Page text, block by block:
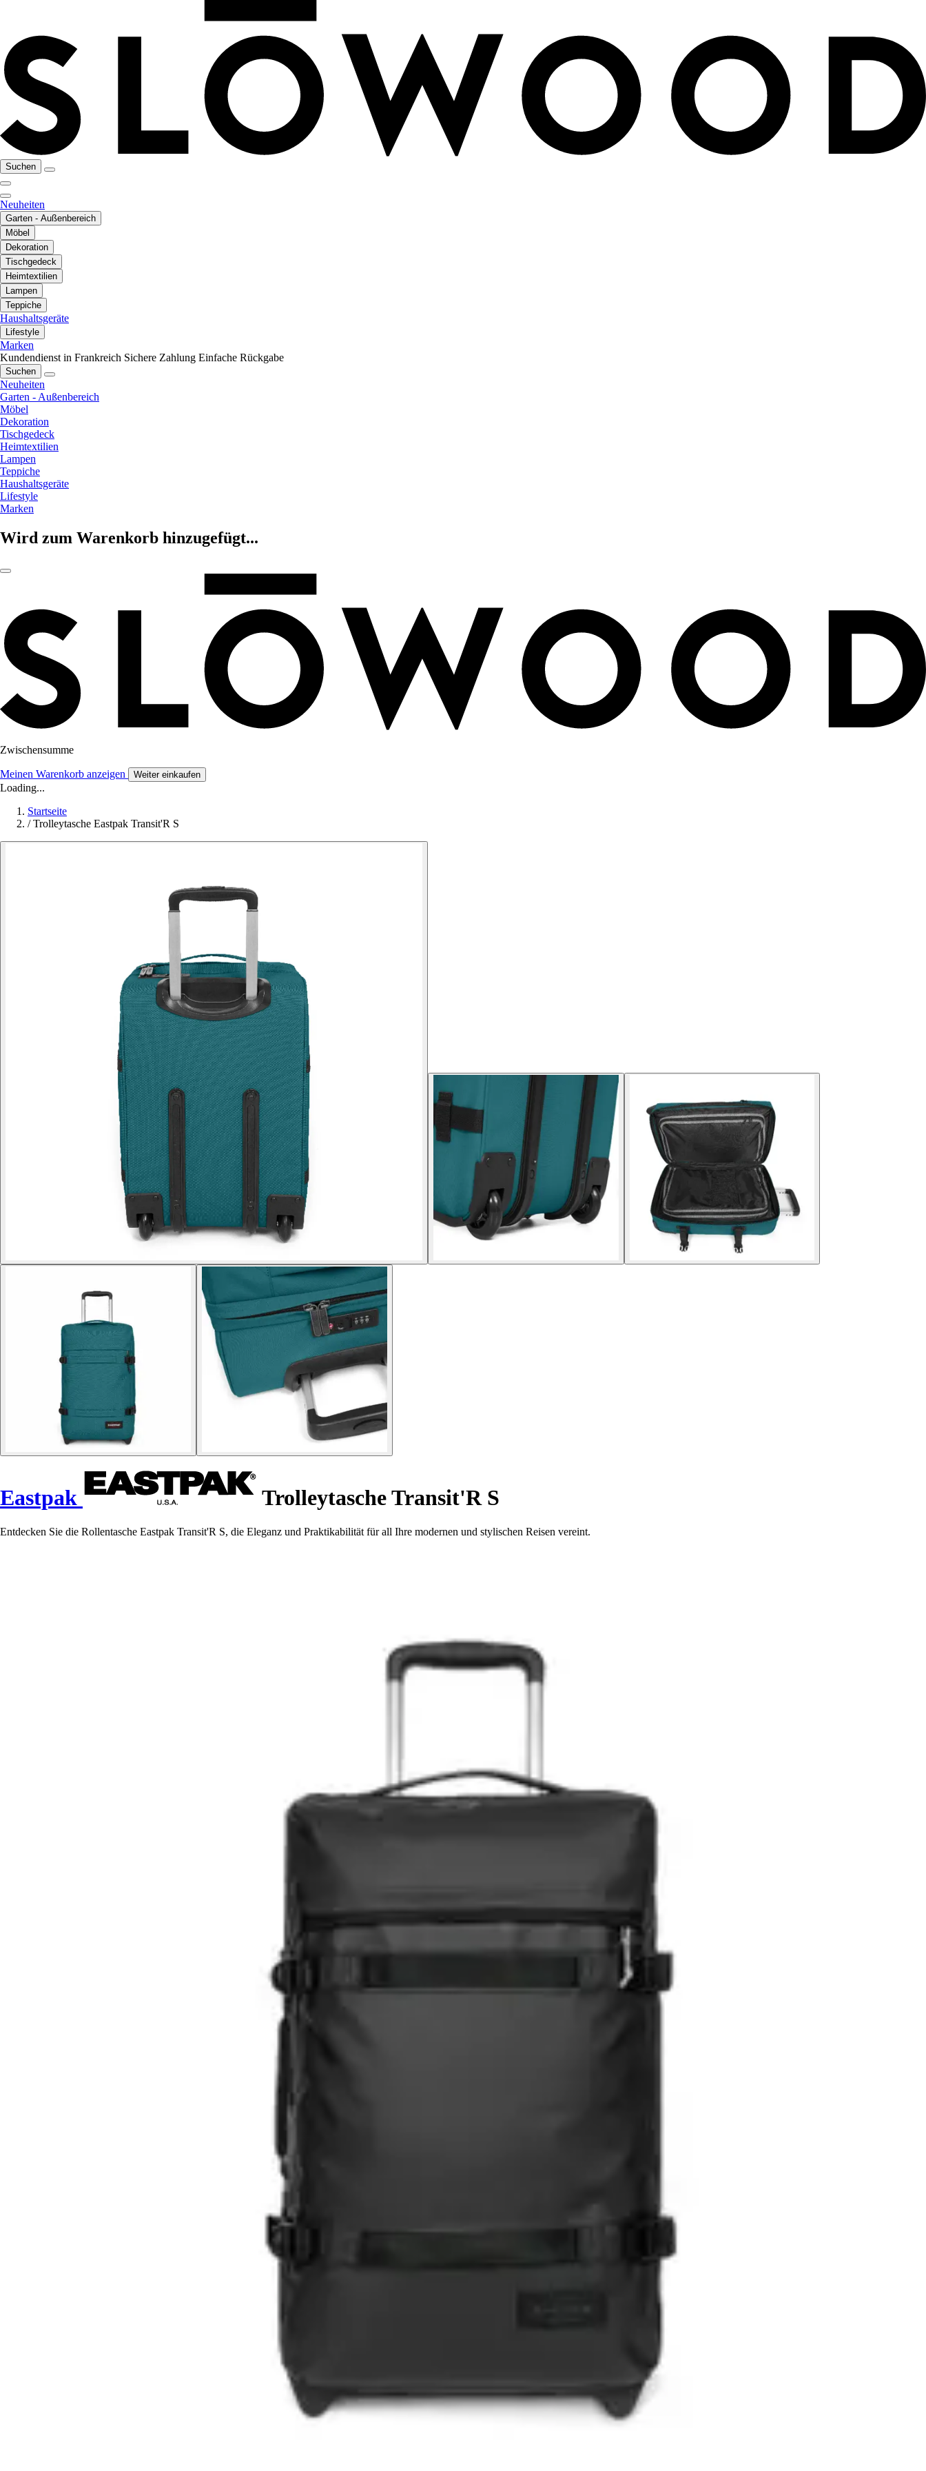
Suchen
Neuheiten
Garten - Außenbereich
Möbel
Dekoration
Tischgedeck
Heimtextilien
Lampen
Teppiche
Haushaltsgeräte
Lifestyle
Marken
Kundendienst in Frankreich Sichere Zahlung Einfache Rückgabe
Suchen
Neuheiten
Garten - Außenbereich
Möbel
Dekoration
Tischgedeck
Heimtextilien
Lampen
Teppiche
Haushaltsgeräte
Lifestyle
Marken
Wird zum Warenkorb hinzugefügt...
Zwischensumme
Meinen Warenkorb anzeigen Weiter einkaufen
Loading...
Startseite
/ Trolleytasche Eastpak Transit'R S
Eastpak Trolleytasche Transit'R S
Entdecken Sie die Rollentasche Eastpak Transit'R S, die Eleganz und Praktikabilität für all Ihre modernen und stylischen Reisen vereint.